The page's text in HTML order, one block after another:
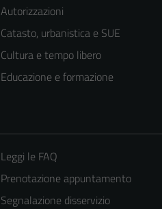
Autorizzazioni
Catasto, urbanistica e SUE
Cultura e tempo libero
Educazione e formazione
Leggi le FAQ
Prenotazione appuntamento
Segnalazione disservizio